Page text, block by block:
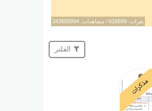
نقرات: 616689 / مشاهدات: 343605894
الفلتر
مذكرات